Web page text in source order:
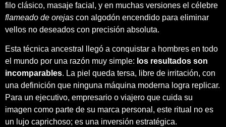
filo clásico, masaje facial, y en muchas versiones el célebre
flameado de orejas con algodón encendido para eliminar
vellos no deseados con precisión absoluta.
Esta técnica ancestral llegó a conquistar a hombres en todo
el mundo por una razón muy simple: los resultados son
incomparables. La piel queda tersa, libre de irritación, con
una definición que ninguna máquina moderna logra replicar.
Para un ejecutivo, empresario o viajero que cuida su
imagen como parte de su marca personal, este ritual no es
un lujo caprichoso; es una inversión estratégica.